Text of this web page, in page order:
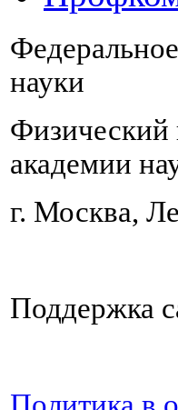
науки
Физический
академии
г. Москва,
Поддержка